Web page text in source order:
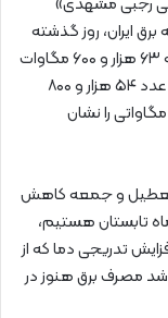
ایران، روز گذشته
(جمعه، سوم شهریور) میزان مصرف برق کشور به ۶۳ هزار و ۶۰۰ مگاوات
رسید که در مقایسه با روز مشابه سال گذشته که عدد ۵۴ هزار و ۸۰۰
مگاوات ثبت شده بود، افزایش هشت‌هزار و ۸۰۰ مگاواتی را نشان
تعطیل و جمعه کاهش
تابستان هستیم،
تدریجی دما که از
مصرف برق هنوز در